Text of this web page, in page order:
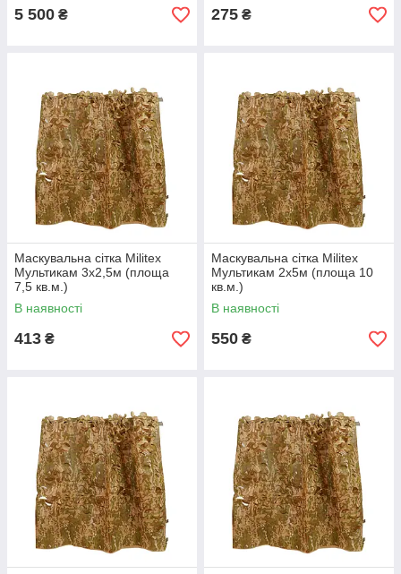
5 500 ₴ 275 ₴
Маскувальна сітка Militex
Мультикам 3х2,5м (площа
7,5 кв.м.)
В наявності
413 ₴
Маскувальна сітка Militex
Мультикам 2х5м (площа 10
кв.м.)
В наявності
550 ₴